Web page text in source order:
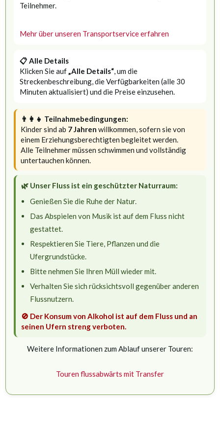
Teilnehmer.
Mehr über unseren Transportservice erfahren
📋 Alle Details
Klicken Sie auf „Alle Details“ , um die
Streckenbeschreibung, die Verfügbarkeiten (alle 30
Minuten aktualisiert) und die Preise einzusehen.
👨‍👩‍👧 Teilnahmebedingungen:
Kinder sind ab 7 Jahren willkommen, sofern sie von
einem Erziehungsberechtigten begleitet werden.
Alle Teilnehmer müssen schwimmen und vollständig
untertauchen können.
🌿 Unser Fluss ist ein geschützter Naturraum:
Genießen Sie die Ruhe der Natur.
Das Abspielen von Musik ist auf dem Fluss nicht
gestattet.
Respektieren Sie Tiere, Pflanzen und die
Ufergrundstücke.
Bitte nehmen Sie Ihren Müll wieder mit.
Verhalten Sie sich rücksichtsvoll gegenüber anderen
Flussnutzern.
🚫 Der Konsum von Alkohol ist auf dem Fluss und an
seinen Ufern streng verboten.
Weitere Informationen zum Ablauf unserer Touren:
Touren flussabwärts mit Transfer